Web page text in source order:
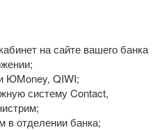
на сайте вашего банка
ЮMoney, QIWI;
систему Contact,
в отделении банка;